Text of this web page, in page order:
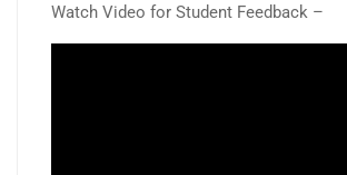
Watch Video for Student Feedback –